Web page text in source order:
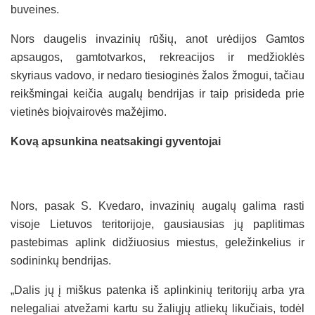
buveines.
Nors daugelis invazinių rūšių, anot urėdijos Gamtos
apsaugos, gamtotvarkos, rekreacijos ir medžioklės
skyriaus vadovo, ir nedaro tiesioginės žalos žmogui, tačiau
reikšmingai keičia augalų bendrijas ir taip prisideda prie
vietinės bioįvairovės mažėjimo.
Kovą apsunkina neatsakingi gyventojai
Nors, pasak S. Kvedaro, invazinių augalų galima rasti
visoje Lietuvos teritorijoje, gausiausias jų paplitimas
pastebimas aplink didžiuosius miestus, geležinkelius ir
sodininkų bendrijas.
„Dalis jų į miškus patenka iš aplinkinių teritorijų arba yra
nelegaliai atvežami kartu su žaliųjų atliekų likučiais, todėl